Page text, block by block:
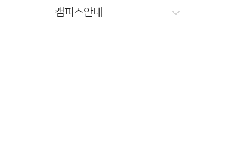
캠퍼스안내